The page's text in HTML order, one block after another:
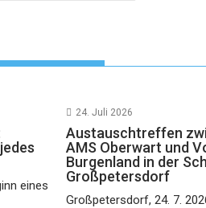
eines
24. Juli 2026
Austauschtreffen
AMS Oberwart und
Burgenland in der
Großpetersdorf
Großpetersdorf, 24. 7.